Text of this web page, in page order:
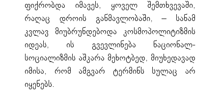
ფიქრობდა იმავეს, ყოველ შემთხვევაში,
რაღაც დროის განმავლობაში, – სანამ
კვლავ მიუბრუნდებოდა კოსმოპოლიტიზმის
იდეას, ის გვევლინება ნაციონალ-
სოციალიზმის აშკარა მეხოტბედ, მიუხედავად
იმისა, რომ ამგვარ ტერმინს სულაც არ
იყენებს.